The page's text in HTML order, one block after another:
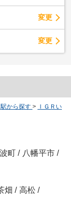
変更
変更
から探す > ＩＧＲい
町 / 八幡平市 /
畑 / 高松 /